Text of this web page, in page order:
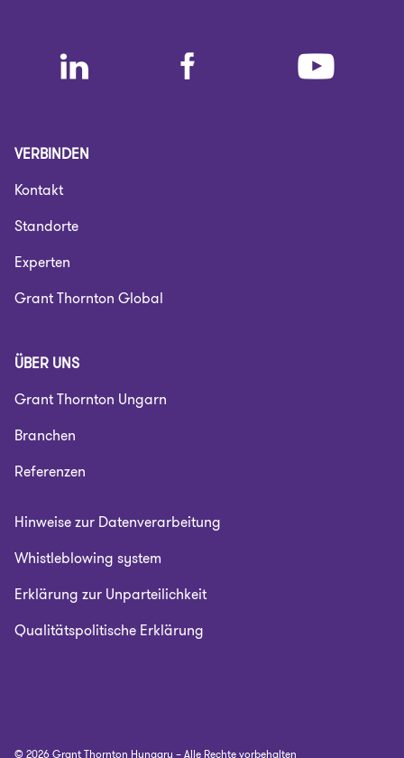
VERBINDEN
Kontakt
Standorte
Experten
Grant Thornton Global
ÜBER UNS
Grant Thornton Ungarn
Branchen
Referenzen
Hinweise zur Datenverarbeitung
Whistleblowing system
Erklärung zur Unparteilichkeit
Qualitätspolitische Erklärung
© 2026 Grant Thornton Hungary – Alle Rechte vorbehalten